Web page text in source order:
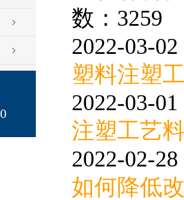
数：3259
2022-03-
塑料注塑
2022-03-
注塑工艺
2022-02-
如何降低